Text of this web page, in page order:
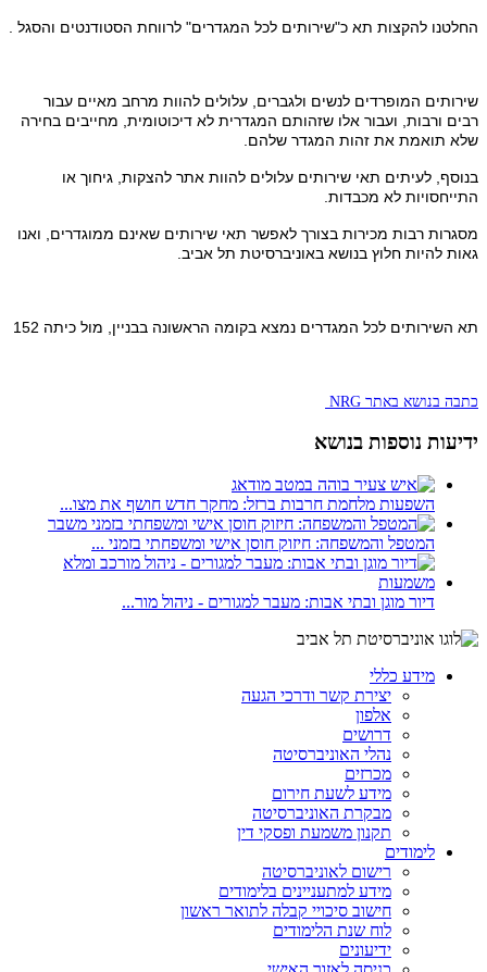
החלטנו להקצות תא כ"שירותים לכל המגדרים" לרווחת הסטודנטים והסגל .
שירותים המופרדים לנשים ולגברים, עלולים להוות מרחב מאיים עבור
רבים ורבות, ועבור אלו שזהותם המגדרית לא דיכוטומית, מחייבים בחירה
שלא תואמת את זהות המגדר שלהם.
בנוסף, לעיתים תאי שירותים עלולים להוות אתר להצקות, גיחוך או
התייחסויות לא מכבדות.
מסגרות רבות מכירות בצורך לאפשר תאי שירותים שאינם ממוגדרים, ואנו
גאות להיות חלוץ בנושא באוניברסיטת תל אביב.
תא השירותים לכל המגדרים נמצא בקומה הראשונה בבניין, מול כיתה 152
כתבה בנושא באתר NRG
ידיעות נוספות בנושא
השפעות מלחמת חרבות ברזל: מחקר חדש חושף את מצו...
המטפל והמשפחה: חיזוק חוסן אישי ומשפחתי בזמני ...
דיור מוגן ובתי אבות: מעבר למגורים - ניהול מור...
מידע כללי
יצירת קשר ודרכי הגעה
אלפון
דרושים
נהלי האוניברסיטה
מכרזים
מידע לשעת חירום
מבקרת האוניברסיטה
תקנון משמעת ופסקי דין
לימודים
רישום לאוניברסיטה
מידע למתעניינים בלימודים
חישוב סיכויי קבלה לתואר ראשון
לוח שנת הלימודים
ידיעונים